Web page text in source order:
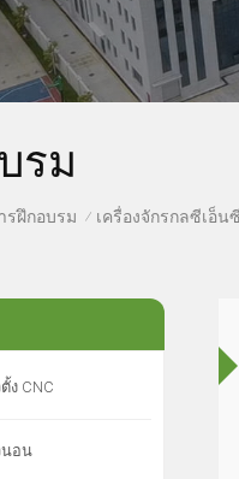
รม
รฝึกอบรม /
ง CNC
นอน